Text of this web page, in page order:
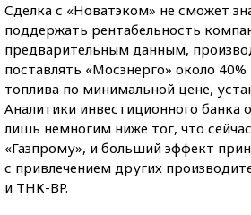
Сделка с «Новатэком» не сможет
поддержать рентабельность
предварительным данным,
поставлять «Мосэнерго» около
топлива по минимальной цене,
Аналитики инвестиционного банка
лишь немногим ниже тог, что
«Газпрому», и больший эффект
с привлечением других
и ТНК-BP.